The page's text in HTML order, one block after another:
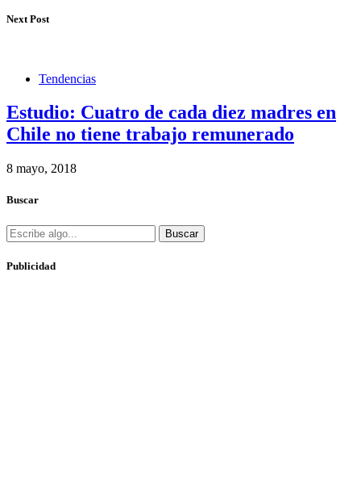
Next Post
Tendencias
Estudio: Cuatro de cada diez madres en
Chile no tiene trabajo remunerado
8 mayo, 2018
Buscar
Buscar
Publicidad